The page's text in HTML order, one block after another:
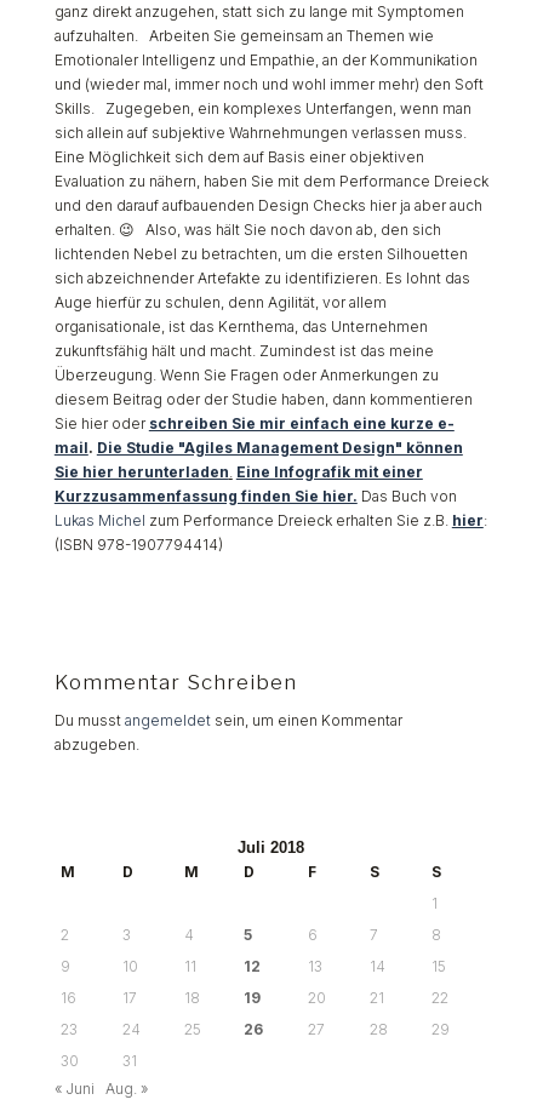
ganz direkt anzugehen, statt sich zu lange mit Symptomen
aufzuhalten. Arbeiten Sie gemeinsam an Themen wie
Emotionaler Intelligenz und Empathie, an der Kommunikation
und (wieder mal, immer noch und wohl immer mehr) den Soft
Skills. Zugegeben, ein komplexes Unterfangen, wenn man
sich allein auf subjektive Wahrnehmungen verlassen muss.
Eine Möglichkeit sich dem auf Basis einer objektiven
Evaluation zu nähern, haben Sie mit dem Performance Dreieck
und den darauf aufbauenden Design Checks hier ja aber auch
erhalten. 😉 Also, was hält Sie noch davon ab, den sich
lichtenden Nebel zu betrachten, um die ersten Silhouetten
sich abzeichnender Artefakte zu identifizieren. Es lohnt das
Auge hierfür zu schulen, denn Agilität, vor allem
organisationale, ist das Kernthema, das Unternehmen
zukunftsfähig hält und macht. Zumindest ist das meine
Überzeugung. Wenn Sie Fragen oder Anmerkungen zu
diesem Beitrag oder der Studie haben, dann kommentieren
Sie hier oder schreiben Sie mir einfach eine kurze e-
mail. Die Studie "Agiles Management Design" können
Sie hier herunterladen Eine Infografik mit einer
Kurzzusammenfassung finden Sie hier. Das Buch von
Lukas Michel zum Performance Dreieck erhalten Sie z.B. hier:
(ISBN 978-1907794414)
Kommentar Schreiben
Du musst angemeldetsein, um einen Kommentar
abzugeben.
Juli 2018
M
D M D F S
S
1
2
3 4 5 6 7
8
9
10 11 12 13 14
15
16
17 18 19 20 21
22
23
24 25 26 27 28
29
30
31
« Juni
Aug. »